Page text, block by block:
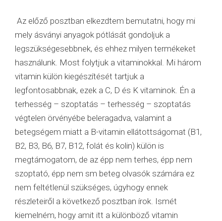
Az előző posztban elkezdtem bemutatni, hogy mi
mely ásványi anyagok pótlását gondoljuk a
legszükségesebbnek, és ehhez milyen termékeket
használunk. Most folytjuk a vitaminokkal. Mi három
vitamin külön kiegészítését tartjuk a
legfontosabbnak, ezek a C, D és K vitaminok. Én a
terhesség – szoptatás – terhesség – szoptatás
végtelen örvényébe beleragadva, valamint a
betegségem miatt a B-vitamin ellátottságomat (B1,
B2, B3, B6, B7, B12, folát és kolin) külön is
megtámogatom, de az épp nem terhes, épp nem
szoptató, épp nem sm beteg olvasók számára ez
nem feltétlenül szükséges, úgyhogy ennek
részleteiről a következő posztban írok. Ismét
kiemelném, hogy amit itt a különböző vitamin